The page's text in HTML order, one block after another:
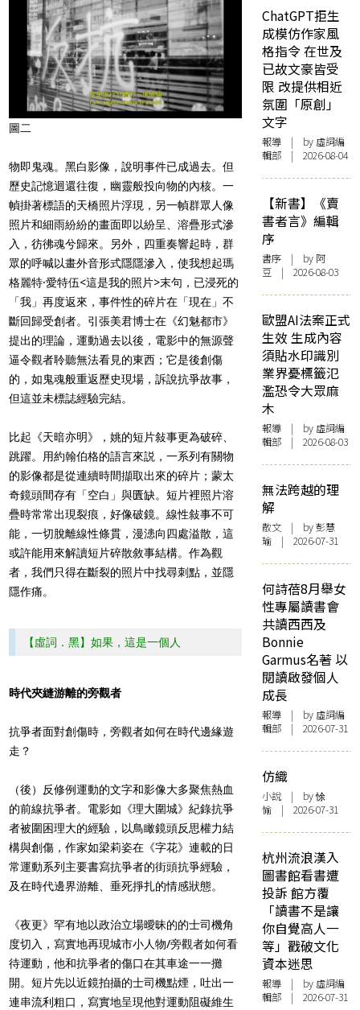
圖二
物即鬼魂。黑白影像，說明事件已成過去。但
歷史記憶迴還往復，幽靈般投向物的內核。一
幀掛著標語的天橋照片浮現，另一幀群眾人像
照片和細雨紛紛的畫面即以紛呈、溶疊形式滲
入，彷彿魂兮歸來。另外，四重奏響起時，群
眾的呼喊以畫外音形式隱隱滲入，使我想起瑪
格麗特·愛特伍<這是我的照片>末句，已浸死的
「我」再度返來，事件性的碎片在「現在」不
斷回歸受創者。引張美君博士在《幻魅都市》
提出的理論，運動過去以後，電影中的無源聲
逼令觀者聆聽無法看見的東西；它是後創傷
的，如鬼魂般重返歷史現場，訴說抗爭故事，
但這並未標誌經驗完結。
比起《天暗亦明》，姚的短片敍事更為破碎、
跳躍。用約翰伯格的語言來説，一系列有關物
的影像都是從連續時間擷取出來的碎片；蒙太
奇鏡頭間存有「空白」與匱缺。短片裡照片溶
疊時常常出現裂痕，好像破鏡。線性敍事不可
能，一切脫離線性條貫，漫漶向四處溢散，這
或許能用來解讀短片碎散敘事結構。作為觀
者，我們只得在斷裂的照片中找尋刺點，並隱
隱作痛。
【虛詞．黑】如果，這是一個人
時代夾縫游離的旁觀者
抗爭者面對創傷時，旁觀者如何在時代邊緣遊
走？
（後）反修例運動的文字和影像大多聚焦熱血
的前線抗爭者。電影如《理大圍城》紀錄抗爭
者被圍困理大的經驗，以鳥瞰鏡頭反思權力結
構與創傷，作家如梁莉姿在《字花》連載的日
常運動系列主要書寫抗爭者的街頭抗爭經驗，
及在時代邊界游離、垂死掙扎的情感狀態。
《夜更》罕有地以政治立場曖昧的的士司機角
度切入，寫實地再現城市小人物/旁觀者如何看
待運動，他和抗爭者的傷口在其車途一一攤
開。短片先以近鏡拍攝的士司機點煙，吐出一
連串流利粗口，寫實地呈現他對運動阻礙維生
ChatGPT拒生
成模仿作家風
格指令 在世及
已故文豪皆受
限 改提供相近
氛圍「原創」
文字
報導 | by 虛詞編
輯部 | 2026-08-04
【新書】《賣
書者言》編輯
序
書序 | by 阿
豆 | 2026-08-03
歐盟AI法案正式
生效 生成內容
須貼水印識別
業界憂標籤氾
濫恐令大眾麻
木
報導 | by 虛詞編
輯部 | 2026-08-03
無法跨越的理
解
散文 | by 彭慧
瑜 | 2026-07-31
何詩蓓8月舉女
性專屬讀書會
共讀西西及
Bonnie
Garmus名著 以
閱讀啟發個人
成長
報導 | by 虛詞編
輯部 | 2026-07-31
仿織
小說 | by 悇
愉 | 2026-07-31
杭州流浪漢入
圖書館看書遭
投訴 館方覆
「讀書不是讓
你自覺高人一
等」戳破文化
資本迷思
報導 | by 虛詞編
輯部 | 2026-07-31